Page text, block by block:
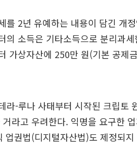
를 2년 유예하는 내용이 담긴 개
의 소득은 기타소득으로 분리과
가상자산에 250만 원(기본 공제
라-루나 사태부터 시작된 크립토
라고 우려한다. 익명을 요구한
업권법(디지털자산법)도 제정되